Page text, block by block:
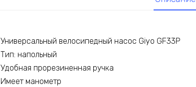
Универсальный велосипедный насос Giyo GF33P
Тип: напольный
Удобная прорезиненная ручка
Имеет манометр